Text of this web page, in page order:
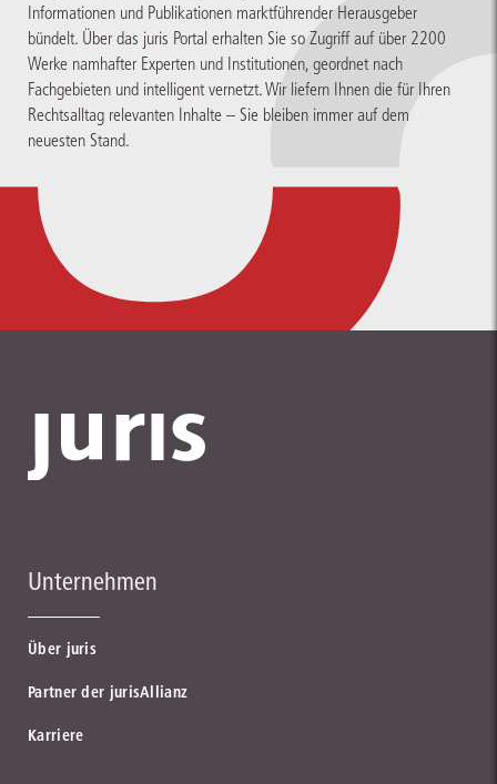
Informationen und Publikationen marktführender Herausgeber
bündelt. Über das juris Portal erhalten Sie so Zugriff auf über 2200
Werke namhafter Experten und Institutionen, geordnet nach
Fachgebieten und intelligent vernetzt. Wir liefern Ihnen die für Ihren
Rechtsalltag relevanten Inhalte – Sie bleiben immer auf dem
neuesten Stand.
Unternehmen
Über juris
Partner der jurisAllianz
Karriere